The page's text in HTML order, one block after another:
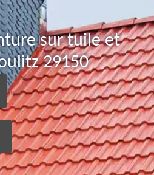
sur tuile et
29150